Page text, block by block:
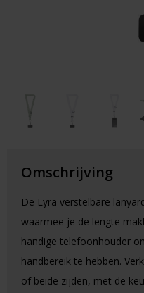
Omschrijving
De Lyra verstelbare
waarmee je de lengte
handige telefoonhouder
handbereik te hebben.
of beide zijden, met de